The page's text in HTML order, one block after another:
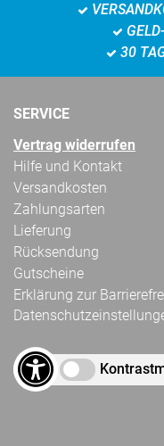
30
SERVICE
Vertrag widerrufen
Hilfe und Kontakt
Versandkosten
Zahlungsarten
Lieferung
Rücksendung
Gutscheine
Erklärung zur